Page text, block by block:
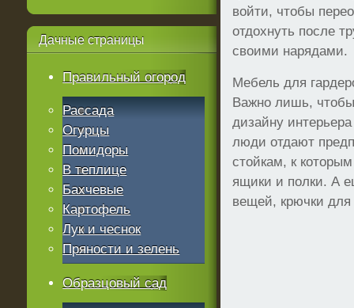
войти, чтобы
отдохнуть после
своими нарядами.
Мебель для
Важно лишь, чтобы
дизайну
люди отдают
стойкам, к
ящики и полки. А
вещей, крючки для
Дачные страницы
Правильный огород
Рассада
Огурцы
Помидоры
В теплице
Бахчевые
Картофель
Лук и чеснок
Пряности и зелень
Образцовый сад